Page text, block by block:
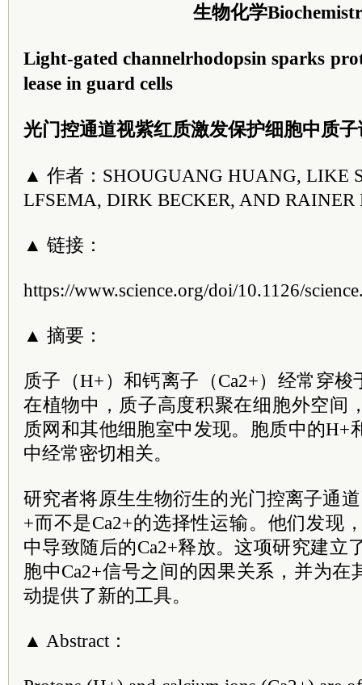
生物化学
Light-gated channelrhodopsin sparks
lease in guard cells
光门控通道视紫红质激发保护细胞中质
▲ 作者：SHOUGUANG HUANG, LIKE
LFSEMA, DIRK BECKER, AND RAINER
▲ 链接：
https://www.science.org/doi/10.1126/
▲ 摘要：
质子（H+）和钙离子（Ca2+）经常穿
在植物中，质子高度积聚在细胞外空间
质网和其他细胞室中发现。胞质中的H+
中经常密切相关。
研究者将原生生物衍生的光门控离子通
+而不是Ca2+的选择性运输。他们发现
中导致随后的Ca2+释放。这项研究建立
胞中Ca2+信号之间的因果关系，并为在
动提供了新的工具。
▲ Abstract：